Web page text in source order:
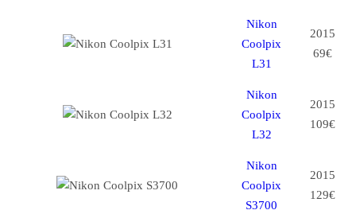
Nikon
Coolpix
L31
2015
69€
Nikon
Coolpix
L32
2015
109€
Nikon
Coolpix
S3700
2015
129€